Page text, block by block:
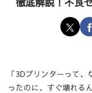
「3Dプリンターって
ったのに、すぐ壊れる